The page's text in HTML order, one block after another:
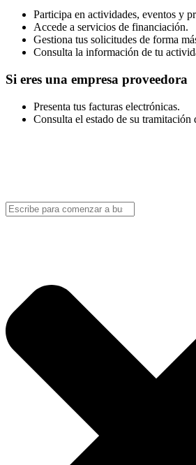
Participa en actividades, eventos y
Accede a servicios de financiación.
Gestiona tus solicitudes de forma
Consulta la información de tu
Si eres una empresa proveedora
Presenta tus facturas electrónicas.
Consulta el estado de su tramitación